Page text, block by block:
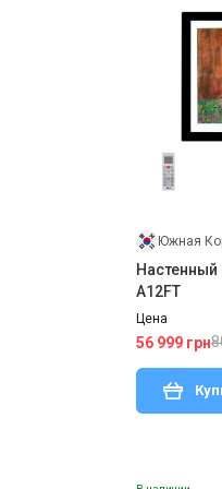
Южная
Настенный
A12FT
Цена
56 999 грн